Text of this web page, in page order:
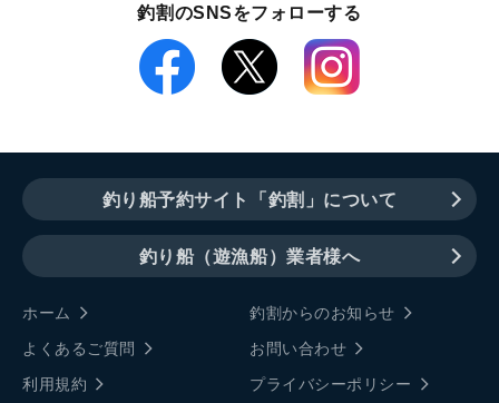
釣割のSNSをフォローする
釣り船予約サイト「釣割」について
釣り船（遊漁船）業者様へ
ホーム
釣割からのお知らせ
よくあるご質問
お問い合わせ
利用規約
プライバシーポリシー